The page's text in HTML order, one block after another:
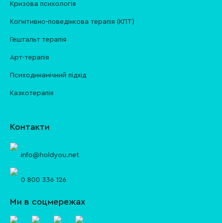
Кризова психологія
Когнітивно-поведінкова терапія (КПТ)
Гештальт терапія
Арт-терапія
Психодинамічний підхід
Казкотерапія
Контакти
info@holdyou.net
0 800 336 126
Ми в соцмережах